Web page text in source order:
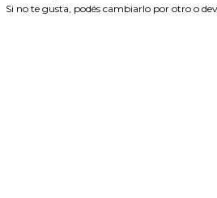
Si no te gusta, podés cambiarlo por otro o